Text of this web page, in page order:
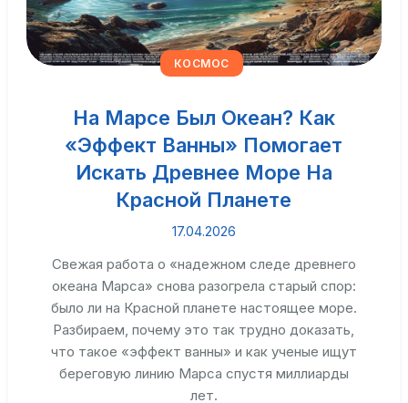
КОСМОС
На Марсе Был Океан? Как
«эффект Ванны» Помогает
Искать Древнее Море На
Красной Планете
17.04.2026
Свежая работа о «надежном следе древнего
океана Марса» снова разогрела старый спор:
было ли на Красной планете настоящее море.
Разбираем, почему это так трудно доказать,
что такое «эффект ванны» и как ученые ищут
береговую линию Марса спустя миллиарды
лет.